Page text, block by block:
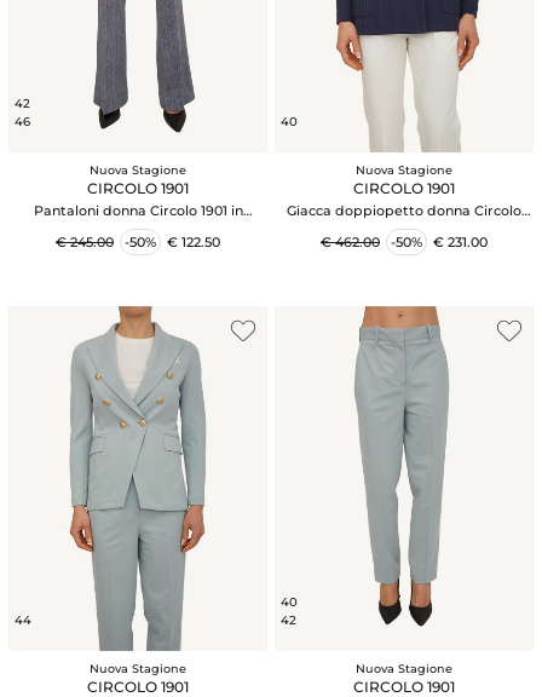
42
46
Nuova Stagione
CIRCOLO 1901
Pantaloni donna Circolo 1901 in
cotone effetto denim
€ 245.00
-50% € 122.50
40
Nuova Stagione
CIRCOLO 1901
Giacca doppiopetto donna Circolo
1901 in cotone blu
€ 462.00
-50% € 231.00
44
Nuova Stagione
CIRCOLO 1901
40
42
Nuova Stagione
CIRCOLO 1901